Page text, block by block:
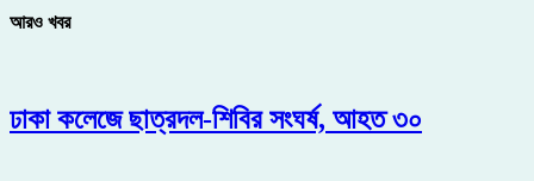
আরও খবর
ঢাকা কলেজে ছাত্রদল-শিবির সংঘর্ষ, আহত ৩০